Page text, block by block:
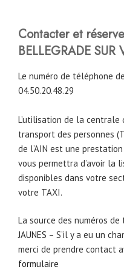
Contacter et
BELLEGRADE SUR
Le numéro de téléphone
04.50.20.48.29
L’utilisation de la
transport des personnes
de l’AIN est une
vous permettra d’avoir la
disponibles dans votre
votre TAXI.
La source des numéros
JAUNES – S’il y a eu un
merci de prendre contact
formulaire